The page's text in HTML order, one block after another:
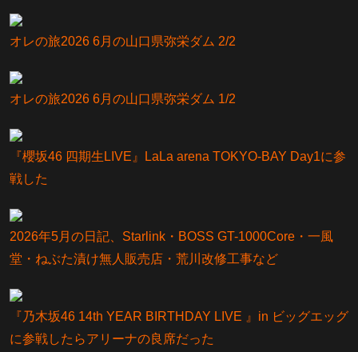
オレの旅2026 6月の山口県弥栄ダム 2/2
オレの旅2026 6月の山口県弥栄ダム 1/2
『櫻坂46 四期生LIVE』LaLa arena TOKYO-BAY Day1に参
戦した
2026年5月の日記、Starlink・BOSS GT-1000Core・一風
堂・ねぶた漬け無人販売店・荒川改修工事など
『乃⽊坂46 14th YEAR BIRTHDAY LIVE 』in ビッグエッグ
に参戦したらアリーナの良席だった